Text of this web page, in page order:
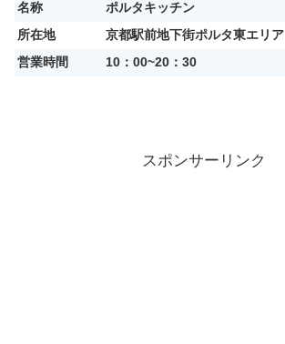
名称
ポルタキッチン
所在地
京都駅前地下街ポルタ東エリア
営業時間
10：00~20：30
スポンサーリンク